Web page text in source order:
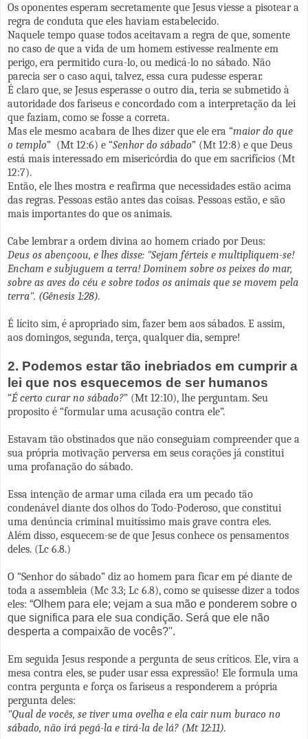
Os oponentes esperam secretamente que Jesus viesse a pisotear a
regra de conduta que eles haviam estabelecido.
Naquele tempo quase todos aceitavam a regra de que, somente
no caso de que a vida de um homem estivesse realmente em
perigo, era permitido cura-lo, ou medicá-lo no sábado. Não
parecia ser o caso aqui, talvez, essa cura pudesse esperar.
É claro que, se Jesus esperasse o outro dia, teria se submetido à
autoridade dos fariseus e concordado com a interpretação da lei
que faziam, como se fosse a correta.
Mas ele mesmo acabara de lhes dizer que ele era “maior do que
o templo” (Mt 12:6) e “Senhor do sábado” (Mt 12:8) e que Deus
está mais interessado em misericórdia do que em sacrifícios (Mt
12:7).
Então, ele lhes mostra e reafirma que necessidades estão acima
das regras. Pessoas estão antes das coisas. Pessoas estão, e são
mais importantes do que os animais.
Cabe lembrar a ordem divina ao homem criado por Deus:
Deus os abençoou, e lhes disse: "Sejam férteis e multipliquem-se!
Encham e subjuguem a terra! Dominem sobre os peixes do mar,
sobre as aves do céu e sobre todos os animais que se movem pela
terra". (Gênesis 1:28).
É lícito sim, é apropriado sim, fazer bem aos sábados. E assim,
aos domingos, segunda, terça, qualquer dia, sempre!
2. Podemos estar tão inebriados em cumprir a
lei que nos esquecemos de ser humanos
“É certo curar no sábado?” (Mt 12:10), lhe perguntam. Seu
proposito é “formular uma acusação contra ele”.
Estavam tão obstinados que não conseguiam compreender que a
sua própria motivação perversa em seus corações já constitui
uma profanação do sábado.
Essa intenção de armar uma cilada era um pecado tão
condenável diante dos olhos do Todo-Poderoso, que constitui
uma denúncia criminal muitíssimo mais grave contra eles.
Além disso, esquecem-se de que Jesus conhece os pensamentos
deles. (Lc 6.8.)
O “Senhor do sábado” diz ao homem para ficar em pé diante de
toda a assembleia (Mc 3.3; Lc 6.8), como se quisesse dizer a todos
eles: “Olhem para ele; vejam a sua mão e ponderem sobre o
que significa para ele sua condição. Será que ele não
desperta a compaixão de vocês?''.
Em seguida Jesus responde a pergunta de seus críticos. Ele, vira a
mesa contra eles, se puder usar essa expressão! Ele formula uma
contra pergunta e força os fariseus a responderem a própria
pergunta deles:
"Qual de vocês, se tiver uma ovelha e ela cair num buraco no
sábado, não irá pegá-la e tirá-la de lá? (Mt 12:11).